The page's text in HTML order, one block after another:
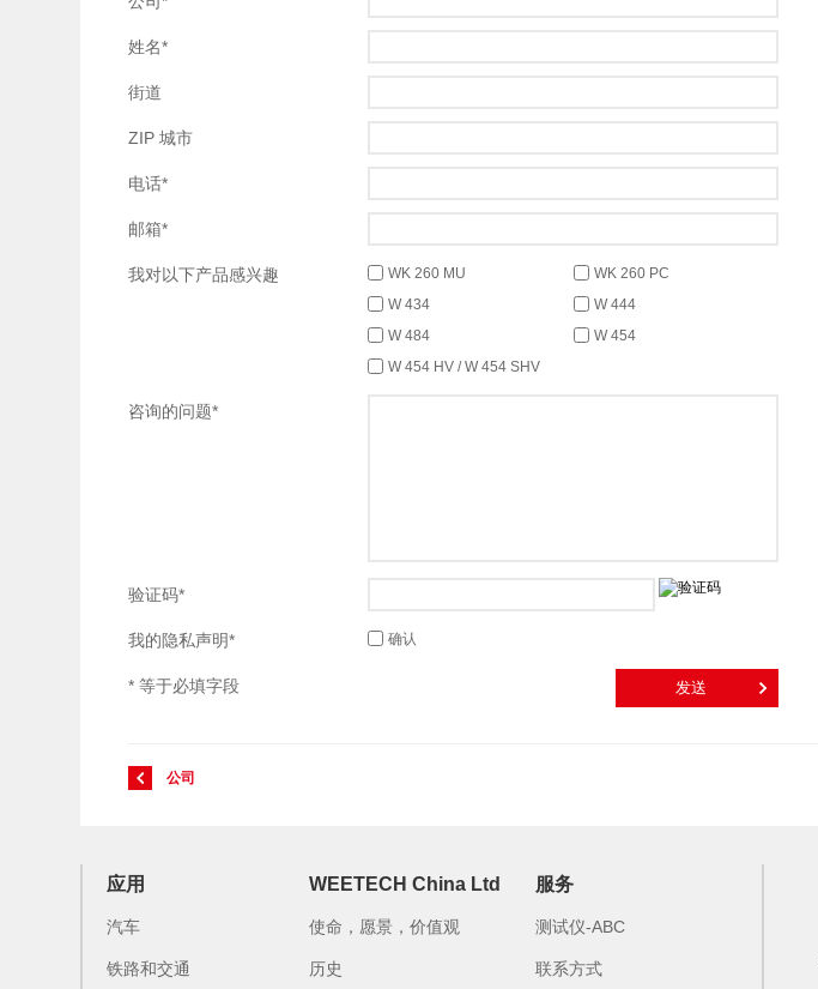
姓名*
街道
ZIP 城市
电话*
邮箱*
我对以下产品感兴趣 WK 260 MU
WK 260 PC
W 434
W 444
W 484
W 454
W 454 HV / W 454 SHV
咨询的问题*
验证码*
我的隐私声明* 确认
* 等于必填字段
公司
应用
汽车
铁路和交通
WEETECH China Ltd
使命，愿景，价值观
历史
服务
测试仪-ABC
联系方式